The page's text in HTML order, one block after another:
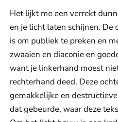
Het lijkt me een verrekt
en je licht laten schijnen. De
is om publiek te preken en
zwaaien en diaconie en
want je linkerhand moest
rechterhand deed. Deze
gemakkelijke en
dat gebeurde, waar deze